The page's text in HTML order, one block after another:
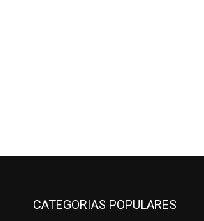
CATEGORIAS POPULARES